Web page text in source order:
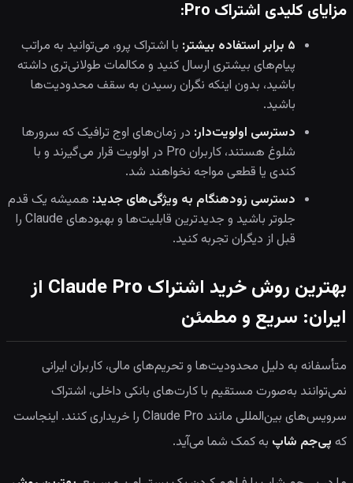
مزایای کلیدی اشتراک Pro:
۵ برابر استفاده بیشتر:
با اشتراک پرو، می‌توانید به مراتب
پیام‌های بیشتری ارسال کنید و مکالمات طولانی‌تری داشته
باشید، بدون اینکه نگران رسیدن به سقف محدودیت‌ها
باشید.
دسترسی اولویت‌دار: در زمان‌های اوج ترافیک که سرورها
شلوغ هستند، کاربران Pro در اولویت قرار می‌گیرند و با
کندی یا قطعی مواجه نخواهند شد.
دسترسی زودهنگام به ویژگی‌های جدید: همیشه یک قدم
جلوتر باشید و جدیدترین قابلیت‌ها و بهبودهای Claude را
قبل از دیگران تجربه کنید.
بهترین روش خرید اشتراک Claude Pro از
ایران: سریع و مطمئن
متأسفانه به دلیل محدودیت‌ها و تحریم‌های مالی، کاربران ایرانی
نمی‌توانند به‌صورت مستقیم با کارت‌های بانکی داخلی، اشتراک
سرویس‌های بین‌المللی مانند Claude Pro را خریداری کنند. اینجاست
که پی‌جم شاپ به کمک شما می‌آید.